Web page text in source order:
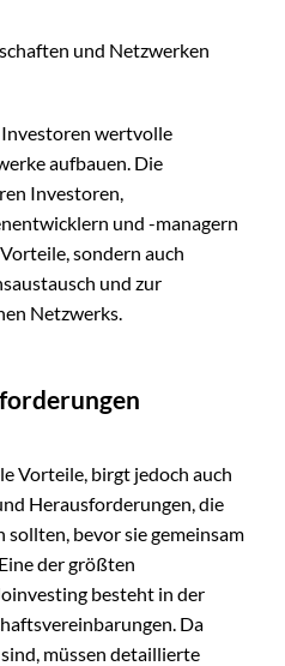
und Netzwerken
wertvolle
aufbauen. Die
Investoren,
und -managern
sondern auch
und zur
Netzwerks.
Vorteile, birgt jedoch auch
Herausforderungen, die
bevor sie gemeinsam
der größten
besteht in der
Da
müssen detaillierte